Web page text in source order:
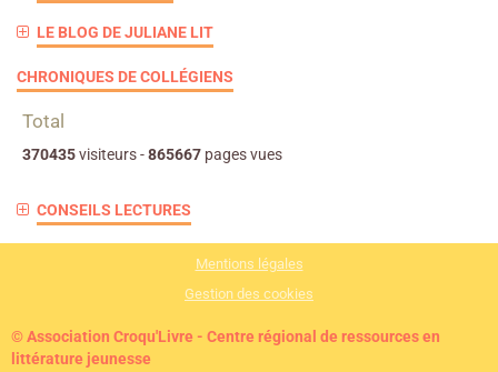
LE BLOG DE JULIANE LIT
CHRONIQUES DE COLLÉGIENS
Total
370435visiteurs -865667 pages vues
CONSEILS LECTURES
Mentions légales
Gestion des cookies
© Association Croqu'Livre - Centre régional de ressources en
littérature jeunesse